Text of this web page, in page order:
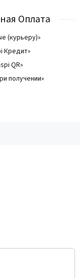
Оплата